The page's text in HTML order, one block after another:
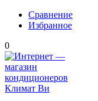
Сравнение
Избранное
0